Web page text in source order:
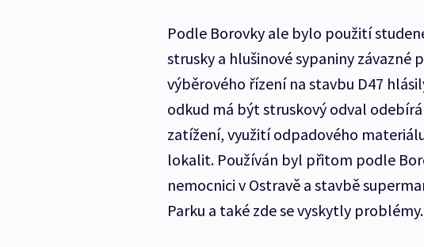
Podle Borovky ale bylo použití
strusky a hlušinové sypaniny závazné
výběrového řízení na stavbu D47
odkud má být struskový odval
zatížení, využití odpadového
lokalit. Používán byl přitom podle
nemocnici v Ostravě a stavbě
Parku a také zde se vyskytly problémy.